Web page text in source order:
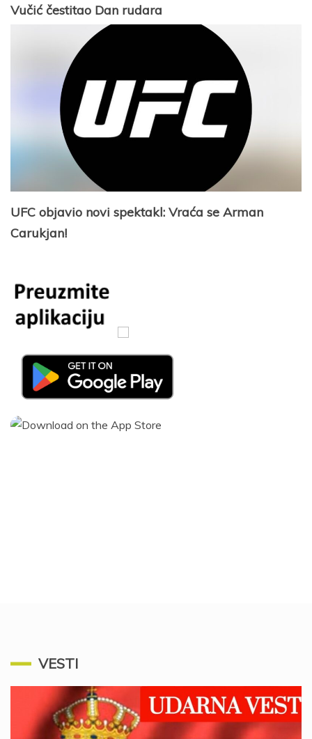
Vučić čestitao Dan rudara
UFC objavio novi spektakl: Vraća se Arman
Carukjan!
VESTI